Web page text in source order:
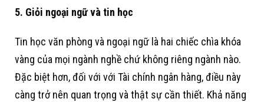
5. Giỏi ngoại ngữ và tin học
Tin học văn phòng và ngoại ngữ là hai chiếc chìa khóa
vàng của mọi ngành nghề chứ không riêng ngành nào.
Đặc biệt hơn, đối với với Tài chính ngân hàng, điều này
càng trở nên quan trọng và thật sự cần thiết. Khả năng